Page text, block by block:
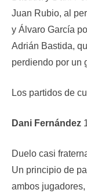
Juan Rubio, al
y Álvaro García
Adrián Bastida,
perdiendo por un
Los partidos de
Dani Fernández
Duelo casi
Un principio de
ambos